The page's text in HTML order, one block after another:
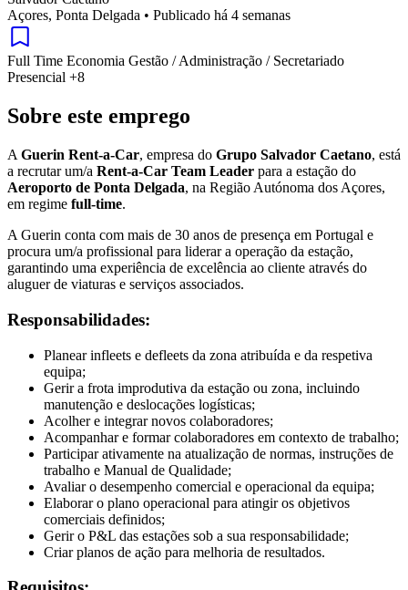
Açores, Ponta Delgada • Publicado há 4 semanas
Full Time Economia Gestão / Administração / Secretariado
Presencial +8
Sobre este emprego
A Guerin Rent-a-Car, empresa do Grupo Salvador Caetano, está
a recrutar um/a Rent-a-Car Team Leader para a estação do
Aeroporto de Ponta Delgada, na Região Autónoma dos Açores,
em regime full-time.
A Guerin conta com mais de 30 anos de presença em Portugal e
procura um/a profissional para liderar a operação da estação,
garantindo uma experiência de excelência ao cliente através do
aluguer de viaturas e serviços associados.
Responsabilidades:
Planear infleets e defleets da zona atribuída e da respetiva
equipa;
Gerir a frota improdutiva da estação ou zona, incluindo
manutenção e deslocações logísticas;
Acolher e integrar novos colaboradores;
Acompanhar e formar colaboradores em contexto de trabalho;
Participar ativamente na atualização de normas, instruções de
trabalho e Manual de Qualidade;
Avaliar o desempenho comercial e operacional da equipa;
Elaborar o plano operacional para atingir os objetivos
comerciais definidos;
Gerir o P&L das estações sob a sua responsabilidade;
Criar planos de ação para melhoria de resultados.